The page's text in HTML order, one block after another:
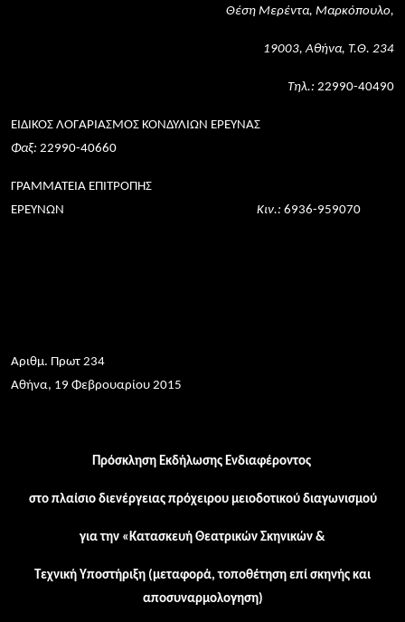
Θέση Μερέντα, Μαρκόπουλο,
19003, Αθήνα, Τ.Θ. 234
Τηλ.: 22990-40490
ΕΙΔΙΚΟΣ ΛΟΓΑΡΙΑΣΜΟΣ ΚΟΝΔΥΛΙΩΝ ΕΡΕΥΝΑΣ
Φαξ: 22990-40660
ΓΡΑΜΜΑΤΕΙΑ ΕΠΙΤΡΟΠΗΣ
ΕΡΕΥΝΩΝ
Κιν.: 6936-959070
Αριθμ. Πρωτ 234
Αθήνα, 19 Φεβρουαρίου 2015
Πρόσκληση Εκδήλωσης Ενδιαφέροντος
στο πλαίσιο διενέργειας πρόχειρου μειοδοτικού διαγωνισμού
για την «Κατασκευή Θεατρικών Σκηνικών &
Τεχνική Υποστήριξη (μεταφορά, τοποθέτηση επί σκηνής και
αποσυναρμολογηση)